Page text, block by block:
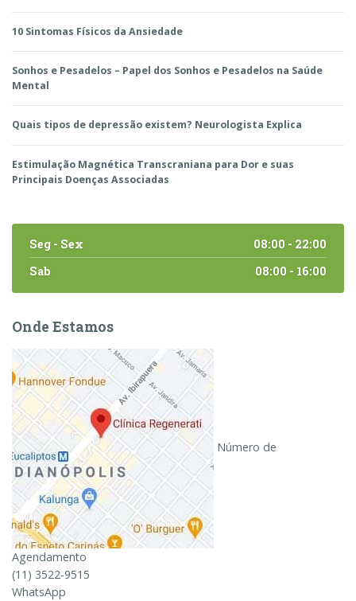
10 Sintomas Físicos da Ansiedade
Sonhos e Pesadelos – Papel dos Sonhos e Pesadelos na Saúde
Mental
Quais tipos de depressão existem? Neurologista Explica
Estimulação Magnética Transcraniana para Dor e suas
Principais Doenças Associadas
Seg - Sex
08:00 - 22:00
Sab
08:00 - 16:00
Onde Estamos
Número de
Agendamento
(11) 3522-9515
WhatsApp